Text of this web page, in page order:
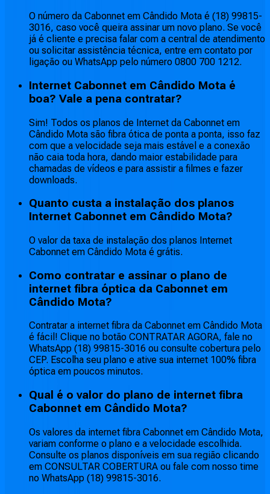
O número da Cabonnet em Cândido Mota é (18) 99815-
3016, caso você queira assinar um novo plano. Se você
já é cliente e precisa falar com a central de atendimento
ou solicitar assistência técnica, entre em contato por
ligação ou WhatsApp pelo número 0800 700 1212.
Internet Cabonnet em Cândido Mota é
boa? Vale a pena contratar?
Sim! Todos os planos de Internet da Cabonnet em
Cândido Mota são fibra ótica de ponta a ponta, isso faz
com que a velocidade seja mais estável e a conexão
não caia toda hora, dando maior estabilidade para
chamadas de vídeos e para assistir a filmes e fazer
downloads.
Quanto custa a instalação dos planos
Internet Cabonnet em Cândido Mota?
O valor da taxa de instalação dos planos Internet
Cabonnet em Cândido Mota é grátis.
Como contratar e assinar o plano de
internet fibra óptica da Cabonnet em
Cândido Mota?
Contratar a internet fibra da Cabonnet em Cândido Mota
é fácil! Clique no botão CONTRATAR AGORA, fale no
WhatsApp (18) 99815-3016 ou consulte cobertura pelo
CEP. Escolha seu plano e ative sua internet 100% fibra
óptica em poucos minutos.
Qual é o valor do plano de internet fibra
Cabonnet em Cândido Mota?
Os valores da internet fibra Cabonnet em Cândido Mota,
variam conforme o plano e a velocidade escolhida.
Consulte os planos disponíveis em sua região clicando
em CONSULTAR COBERTURA ou fale com nosso time
no WhatsApp (18) 99815-3016.